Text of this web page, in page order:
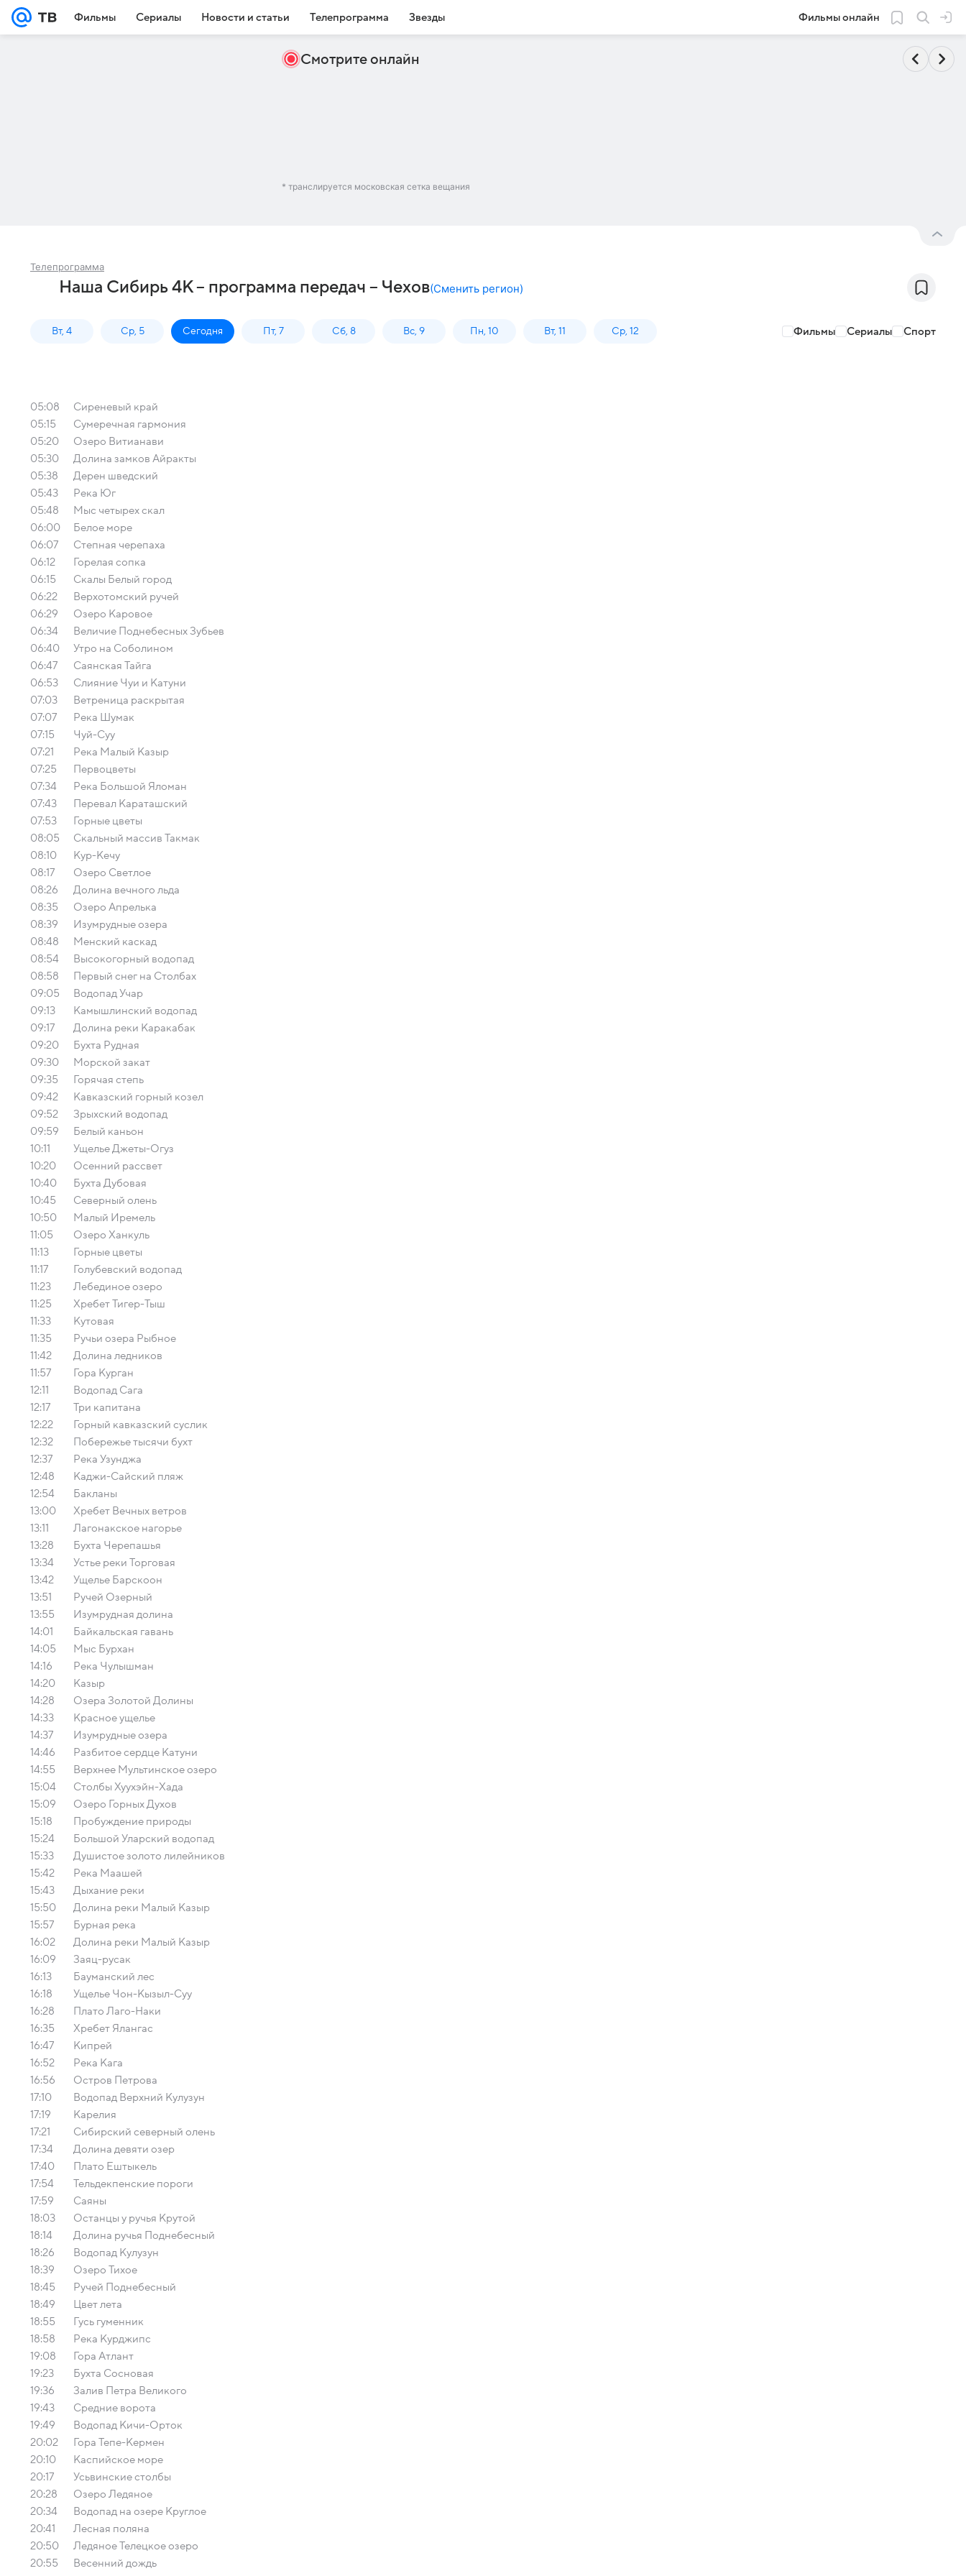
Фильмы Сериалы Новости и статьи Телепрограмма Звезды Фильмы онлайн
Смотрите онлайн
* транслируется московская сетка вещания
Телепрограмма
Наша Сибирь 4К – программа передач – Чехов(Сменить регион)
Вт, 4 Ср, 5 Сегодня Пт, 7 Сб, 8 Вс, 9 Пн, 10 Вт, 11 Ср, 12 Фильмы Сериалы Спорт
05:08
Сиреневый край
05:15
Сумеречная гармония
05:20
Озеро Витианави
05:30
Долина замков Айракты
05:38
Дерен шведский
05:43
Река Юг
05:48
Мыс четырех скал
06:00
Белое море
06:07
Cтепная черепаха
06:12
Горелая сопка
06:15
Скалы Белый город
06:22
Верхотомский ручей
06:29
Озеро Каровое
06:34
Величие Поднебесных Зубьев
06:40
Утро на Соболином
06:47
Саянская Тайга
06:53
Слияние Чуи и Катуни
07:03
Ветреница раскрытая
07:07
Река Шумак
07:15
Чуй-Суу
07:21
Река Малый Казыр
07:25
Первоцветы
07:34
Река Большой Яломан
07:43
Перевал Караташский
07:53
Горные цветы
08:05
Скальный массив Такмак
08:10
Кур-Кечу
08:17
Озеро Светлое
08:26
Долина вечного льда
08:35
Озеро Апрелька
08:39
Изумрудные озера
08:48
Менский каскад
08:54
Высокогорный водопад
08:58
Первый снег на Столбах
09:05
Водопад Учар
09:13
Камышлинский водопад
09:17
Долина реки Каракабак
09:20
Бухта Рудная
09:30
Морской закат
09:35
Горячая степь
09:42
Кавказский горный козел
09:52
Зрыхский водопад
09:59
Белый каньон
10:11
Ущелье Джеты-Огуз
10:20
Осенний рассвет
10:40
Бухта Дубовая
10:45
Северный олень
10:50
Малый Иремель
11:05
Озеро Ханкуль
11:13
Горные цветы
11:17
Голубевский водопад
11:23
Лебединое озеро
11:25
Хребет Тигер-Тыш
11:33
Кутовая
11:35
Ручьи озера Рыбное
11:42
Долина ледников
11:57
Гора Курган
12:11
Водопад Сага
12:17
Три капитана
12:22
Горный кавказский суслик
12:32
Побережье тысячи бухт
12:37
Река Узунджа
12:48
Каджи-Сайский пляж
12:54
Бакланы
13:00
Хребет Вечных ветров
13:11
Лагонакское нагорье
13:28
Бухта Черепашья
13:34
Устье реки Торговая
13:42
Ущелье Барскоон
13:51
Ручей Озерный
13:55
Изумрудная долина
14:01
Байкальская гавань
14:05
Мыс Бурхан
14:16
Река Чулышман
14:20
Казыр
14:28
Озера Золотой Долины
14:33
Красное ущелье
14:37
Изумрудные озера
14:46
Разбитое сердце Катуни
14:55
Верхнее Мультинское озеро
15:04
Столбы Хуухэйн-Хада
15:09
Озеро Горных Духов
15:18
Пробуждение природы
15:24
Большой Уларский водопад
15:33
Душистое золото лилейников
15:42
Река Маашей
15:43
Дыхание реки
15:50
Долина реки Малый Казыр
15:57
Бурная река
16:02
Долина реки Малый Казыр
16:09
Заяц-русак
16:13
Бауманский лес
16:18
Ущелье Чон-Кызыл-Суу
16:28
Плато Лаго-Наки
16:35
Хребет Ялангас
16:47
Кипрей
16:52
Река Кага
16:56
Остров Петрова
17:10
Водопад Верхний Кулузун
17:19
Карелия
17:21
Сибирский северный олень
17:34
Долина девяти озер
17:40
Плато Ештыкель
17:54
Тельдекпенские пороги
17:59
Саяны
18:03
Останцы у ручья Крутой
18:14
Долина ручья Поднебесный
18:26
Водопад Кулузун
18:39
Озеро Тихое
18:45
Ручей Поднебесный
18:49
Цвет лета
18:55
Гусь гуменник
18:58
Река Курджипс
19:08
Гора Атлант
19:23
Бухта Сосновая
19:36
Залив Петра Великого
19:43
Средние ворота
19:49
Водопад Кичи-Орток
20:02
Гора Тепе-Кермен
20:10
Каспийское море
20:17
Усьвинские столбы
20:28
Озеро Ледяное
20:34
Водопад на озере Круглое
20:41
Лесная поляна
20:50
Ледяное Телецкое озеро
20:55
Весенний дождь